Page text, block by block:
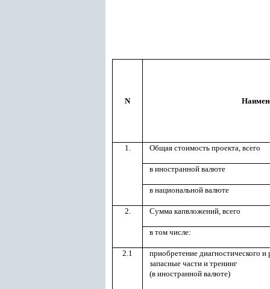
N
1. Общая стоимость проекта, всего
в иностранной валюте
в национальной валюте
2. Сумма капвложений, всего
в том числе:
2.1
приобретение диагностического
запасные части и тренинг
(в иностранной валюте)